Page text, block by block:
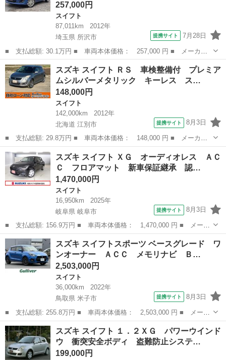
257,000円
スイフト
87,011km
2012年
埼玉県 所沢市
提携サイト 7月28日
■ 支払総額: 30.1万円 ■ 車両本体価格： 257,000 円 ■ メーカー
名： スズキ ■ 車種名： スイフト ■ グレード名： ＸＳ ４Ｗ
Ｄ クリアランスソナー オートクルーズコントロール アルミホイ
ール スマー...
埼玉 所沢市 スイフト
スズキ スイフト ＲＳ 車検整備付 プレミア
ムシルバーメタリック キーレス ス…
148,000円
スイフト
142,000km
2012年
北海道 江別市
提携サイト 8月3日
■ 支払総額: 29.8万円 ■ 車両本体価格： 148,000 円 ■ メーカー
名： スズキ ■ 車種名： スイフト ■ グレード名： ＲＳ 車検
整備付 プレミアムシルバーメタリック キーレス スマートキー
ＡＢＳ ４Ｗ...
北海道 江別市 スイフト
スズキ スイフト ＸＧ オーディオレス ＡＣ
Ｃ フロアマット 新車保証継承 認…
1,470,000円
スイフト
16,950km
2025年
岐阜県 岐阜市
提携サイト 8月3日
■ 支払総額: 156.9万円 ■ 車両本体価格： 1,470,000 円 ■ メーカ
ー名： スズキ ■ 車種名： スイフト ■ グレード名： ＸＧ オ
ーディオレス ＡＣＣ フロアマット 新車保証継承 認定中古車
セーフテ...
岐阜 岐阜市 スイフト
スズキ スイフトスポーツ ベースグレード ワ
ンオーナー ＡＣＣ メモリナビ Ｂ…
2,503,000円
スイフト
36,000km
2022年
鳥取県 米子市
提携サイト 8月3日
■ 支払総額: 255.8万円 ■ 車両本体価格： 2,503,000 円 ■ メーカ
ー名： スズキ ■ 車種名： スイフトスポーツ ■ グレード名：
ベースグレード ワンオーナー ＡＣＣ メモリナビ Ｂカメラ Ｅ
ＴＣ フ...
鳥取 米子市 スイフト
スズキ スイフト １．２ＸＧ パワーウインド
ウ 衝突安全ボディ 盗難防止システ…
199,000円